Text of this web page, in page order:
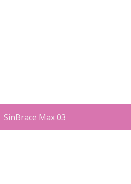
SinBrace Max 03